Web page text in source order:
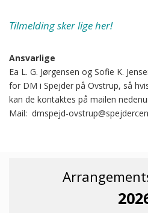
Tilmelding sker lige her!
Ansvarlige
Ea L. G. Jørgensen og Sofie K.
for DM i Spejder på Ovstrup, så
kan de kontaktes på mailen
Mail: dmspejd-